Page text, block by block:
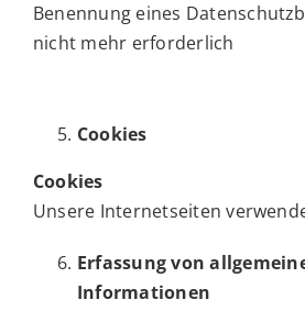
Benennung eines
nicht mehr erforderlich
Cookies
Cookies
Unsere Internetseiten
Erfassung von
Informationen